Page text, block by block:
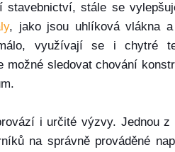
stavebnictví, stále se
, jako jsou uhlíková vlákna
využívají se i chytré
sledovat chování
i určité výzvy. Jednou
na správně prováděné